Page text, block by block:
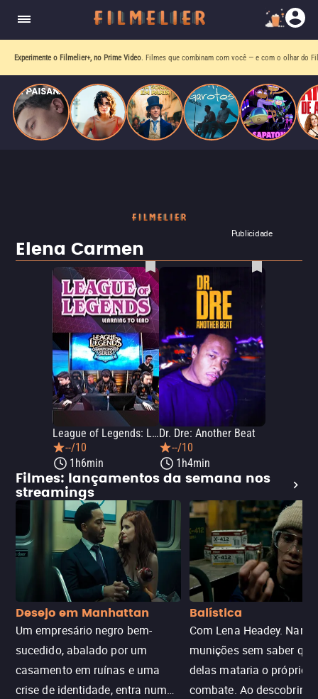
Experimente o Filmelier+, no Prime Video . Filmes que combinam com você — e com o olhar do
Publicidade
Elena Carmen
League of Legends: Learning to Lead
--/10
1h6min
Dr. Dre: Another Beat
--/10
1h4min
Filmes: lançamentos da semana nos
streamings
Desejo em Manhattan
Um empresário negro bem-
sucedido, abalado por um
casamento em ruínas e uma
crise de identidade, entra num
Balística
Com Lena Headey.
munições sem saber
delas mataria o próprio
combate. Ao descobrir a
quando se apaixona por um de seus alvos.